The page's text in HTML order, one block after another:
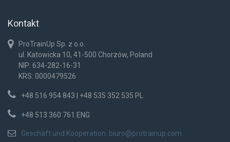
Kontakt
ProTrainUp Sp. z o.o.
ul. Katowicka 10, 41-500 Chorzów, Poland
NIP: 634-282-16-31
KRS: 0000479526
+48 516 954 843 | +48 535 352 535 PL
+48 513 360 761 ENG
Geschäft und Kooperation: biuro@protrainup.com